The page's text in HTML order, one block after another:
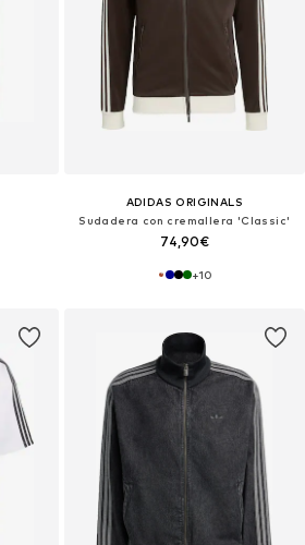
ADIDAS ORIGINALS
Sudadera con cremallera 'Classic'
74,90€
+10